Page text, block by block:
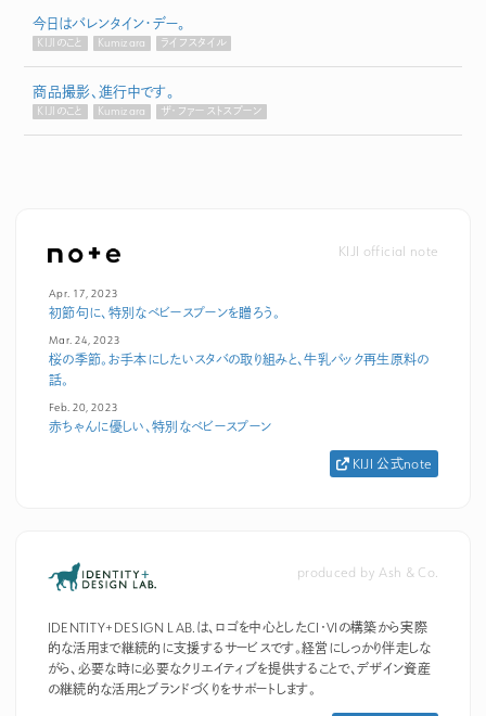
今日はバレンタイン・デー。
KIJIのこと Kumizara ライフスタイル
商品撮影、進行中です。
KIJIのこと Kumizara ザ・ファーストスプーン
KIJI official note
Apr. 17, 2023
初節句に、特別なベビースプーンを贈ろう。
Mar. 24, 2023
桜の季節。お手本にしたいスタバの取り組みと、牛乳パック再生原料の
話。
Feb. 20, 2023
赤ちゃんに優しい、特別なベビースプーン
KIJI 公式note
produced by Ash & Co.
IDENTITY+DESIGN LAB.は、ロゴを中心としたCI・VIの構築から実際
的な活用まで継続的に支援するサービスです。経営にしっかり伴走しな
がら、必要な時に必要なクリエイティブを提供することで、デザイン資産
の継続的な活用とブランドづくりをサポートします。